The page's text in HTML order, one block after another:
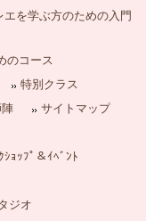
を学ぶ方のための入門
のコース
特別クラス
サイトマップ
ｼｮｯﾌﾟ＆ｲﾍﾞﾝﾄ
ジオ